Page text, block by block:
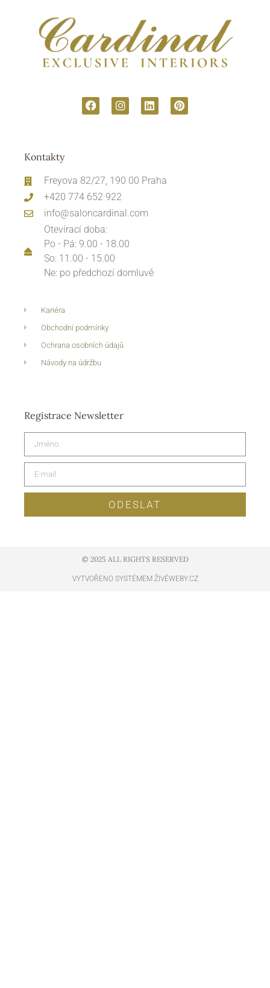
Kontakty
Freyova 82/27, 190 00 Praha
+420 774 652 922
info@saloncardinal.com
Otevírací doba:
Po - Pá: 9.00 - 18.00
So: 11.00 - 15.00
Ne: po předchozí domluvě
Kariéra
Obchodní podmínky
Ochrana osobních údajů
Návody na údržbu
Registrace Newsletter
ODESLAT
© 2025 ALL RIGHTS RESERVED​
VYTVOŘENO SYSTÉMEM ŽIVÉWEBY.CZ